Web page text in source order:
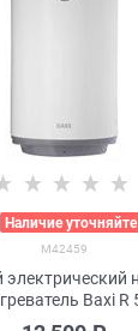
Наличие уточняйте
M42459
Baxi R